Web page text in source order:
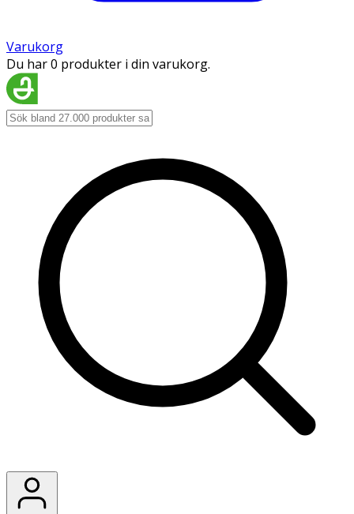
Varukorg
Du har 0 produkter i din varukorg.